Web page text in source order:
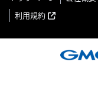
利用規約